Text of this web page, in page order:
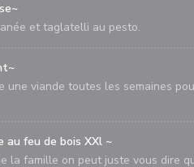
et taglatelli au pesto.
une viande toutes les semaines
au feu de bois XXl ~
la famille on peut juste vous dire